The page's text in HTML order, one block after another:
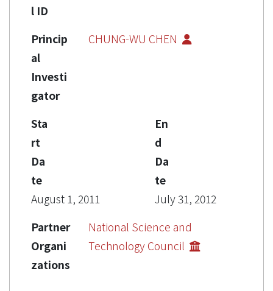
l ID
Princip
al
Investi
gator
CHUNG-WU CHEN
Sta
rt
Da
te
August 1, 2011
En
d
Da
te
July 31, 2012
Partner
Organi
zations
National Science and
Technology Council